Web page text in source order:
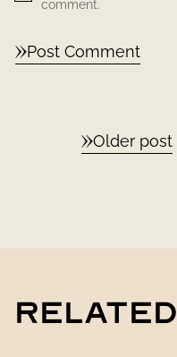
comment.
Post Comment
Older post
Related